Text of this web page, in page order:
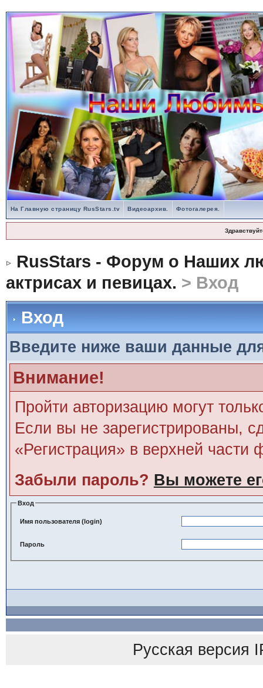
На Главную страницу RusStars.tv Видеоархив. Фотогалерея.
RusStars - Форум о Наших
актрисах и певицах. > Вход
Вход
Введите ниже ваши данные
Внимание!
Пройти авторизацию могут
Если вы не зарегистрированы,
«Регистрация» в верхней части
Забыли пароль? Вы можете
Вход
Имя пользователя (login)
Пароль
Русская версия